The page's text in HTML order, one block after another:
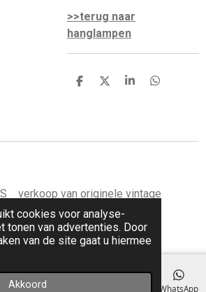
cookies voor analyse-
tonen van advertenties. Door
van de site gaat u hiermee
Akkoord
>>terug naar
hanglampen
D
D
S
D
van originele vintage
items
WhatsApp